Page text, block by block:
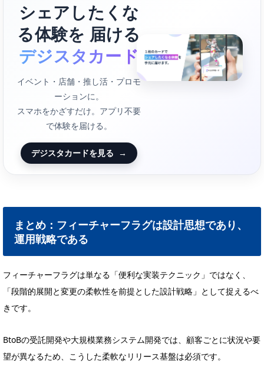
シェアしたくな
る体験を 届ける
デジスタカード
イベント・店舗・推し活・プロモ
ーションに。
スマホをかざすだけ。アプリ不要
で体験を届ける。
デジスタカードを見る →
まとめ：フィーチャーフラグは設計思想であり、
運用戦略である
フィーチャーフラグは単なる「便利な実装テクニック」ではなく、
「段階的展開と変更の柔軟性を前提とした設計戦略」として捉えるべ
きです。
BtoBの受託開発や大規模業務システム開発では、顧客ごとに状況や要
望が異なるため、こうした柔軟なリリース基盤は必須です。